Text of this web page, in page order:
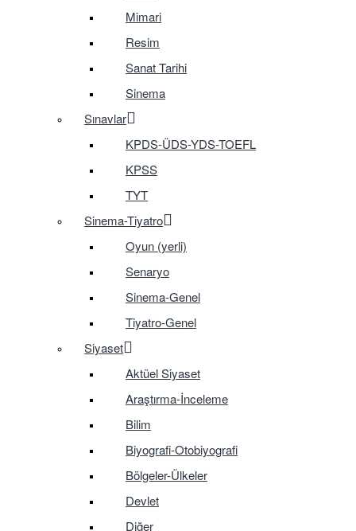
Mimari
Resim
Sanat Tarihi
Sinema
Sınavlar
KPDS-ÜDS-YDS-TOEFL
KPSS
TYT
Sinema-Tiyatro
Oyun (yerli)
Senaryo
Sinema-Genel
Tiyatro-Genel
Siyaset
Aktüel Siyaset
Araştırma-İnceleme
Bilim
Biyografi-Otobiyografi
Bölgeler-Ülkeler
Devlet
Diğer